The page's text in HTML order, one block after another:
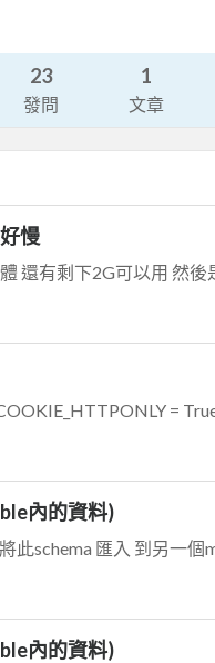
23
發問
1
文章
慢
內的資料)
內的資料)